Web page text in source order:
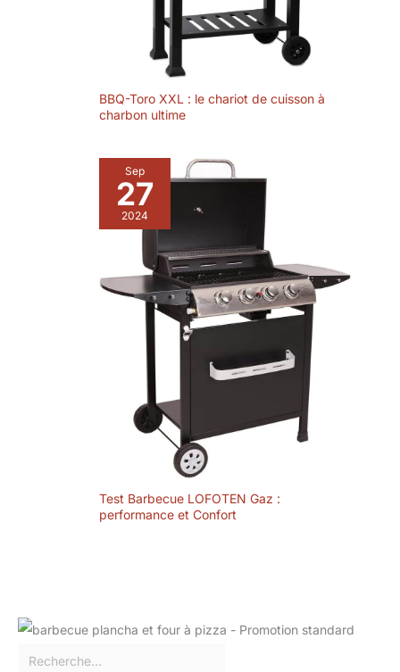
BBQ-Toro XXL : le chariot de cuisson à
charbon ultime
Sep
27
2024
Test Barbecue LOFOTEN Gaz :
performance et Confort